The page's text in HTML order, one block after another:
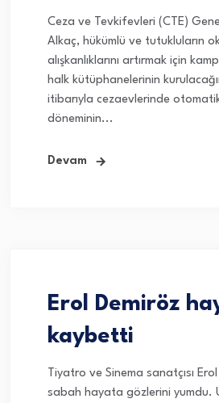
Ceza ve Tevkifevleri (CTE)
Alkaç, hükümlü ve tutukluların
alışkanlıklarını artırmak için
halk kütüphanelerinin
itibarıyla cezaevlerinde
döneminin...
Devam
Erol Demiröz
kaybetti
Tiyatro ve Sinema sanatçısı
sabah hayata gözlerini yumdu.